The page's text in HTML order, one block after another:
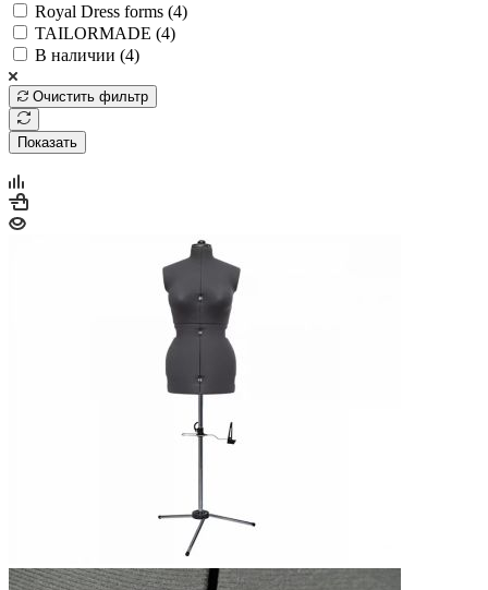
Royal Dress forms (4)
TAILORMADE (4)
В наличии (4)
Очистить фильтр
Показать